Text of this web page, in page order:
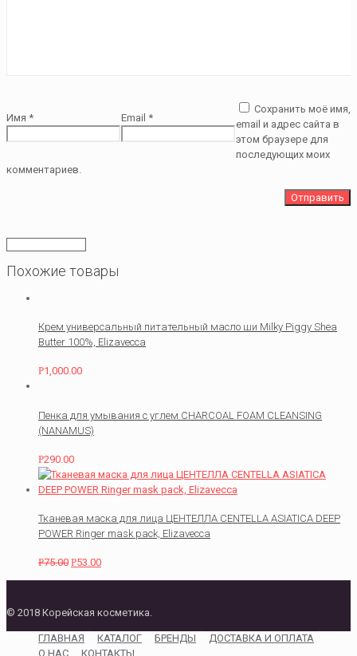
Имя * Email *
Сохранить моё имя,
email и адрес сайта в
этом браузере для
последующих моих
комментариев.
Похожие товары
Крем универсальный питательный масло ши Milky Piggy Shea
Butter 100%, Elizavecca
Р1,000.00
Пенка для умывания с углем CHARCOAL FOAM CLEANSING
(NANAMUS)
Р290.00
Тканевая маска для лица ЦЕНТЕЛЛА CENTELLA ASIATICA DEEP
POWER Ringer mask pack, Elizavecca
Р75.00 Р53.00
© 2018 Корейская косметика.
ГЛАВНАЯ КАТАЛОГ БРЕНДЫ
ДОСТАВКА И ОПЛАТА
О НАС
КОНТАКТЫ